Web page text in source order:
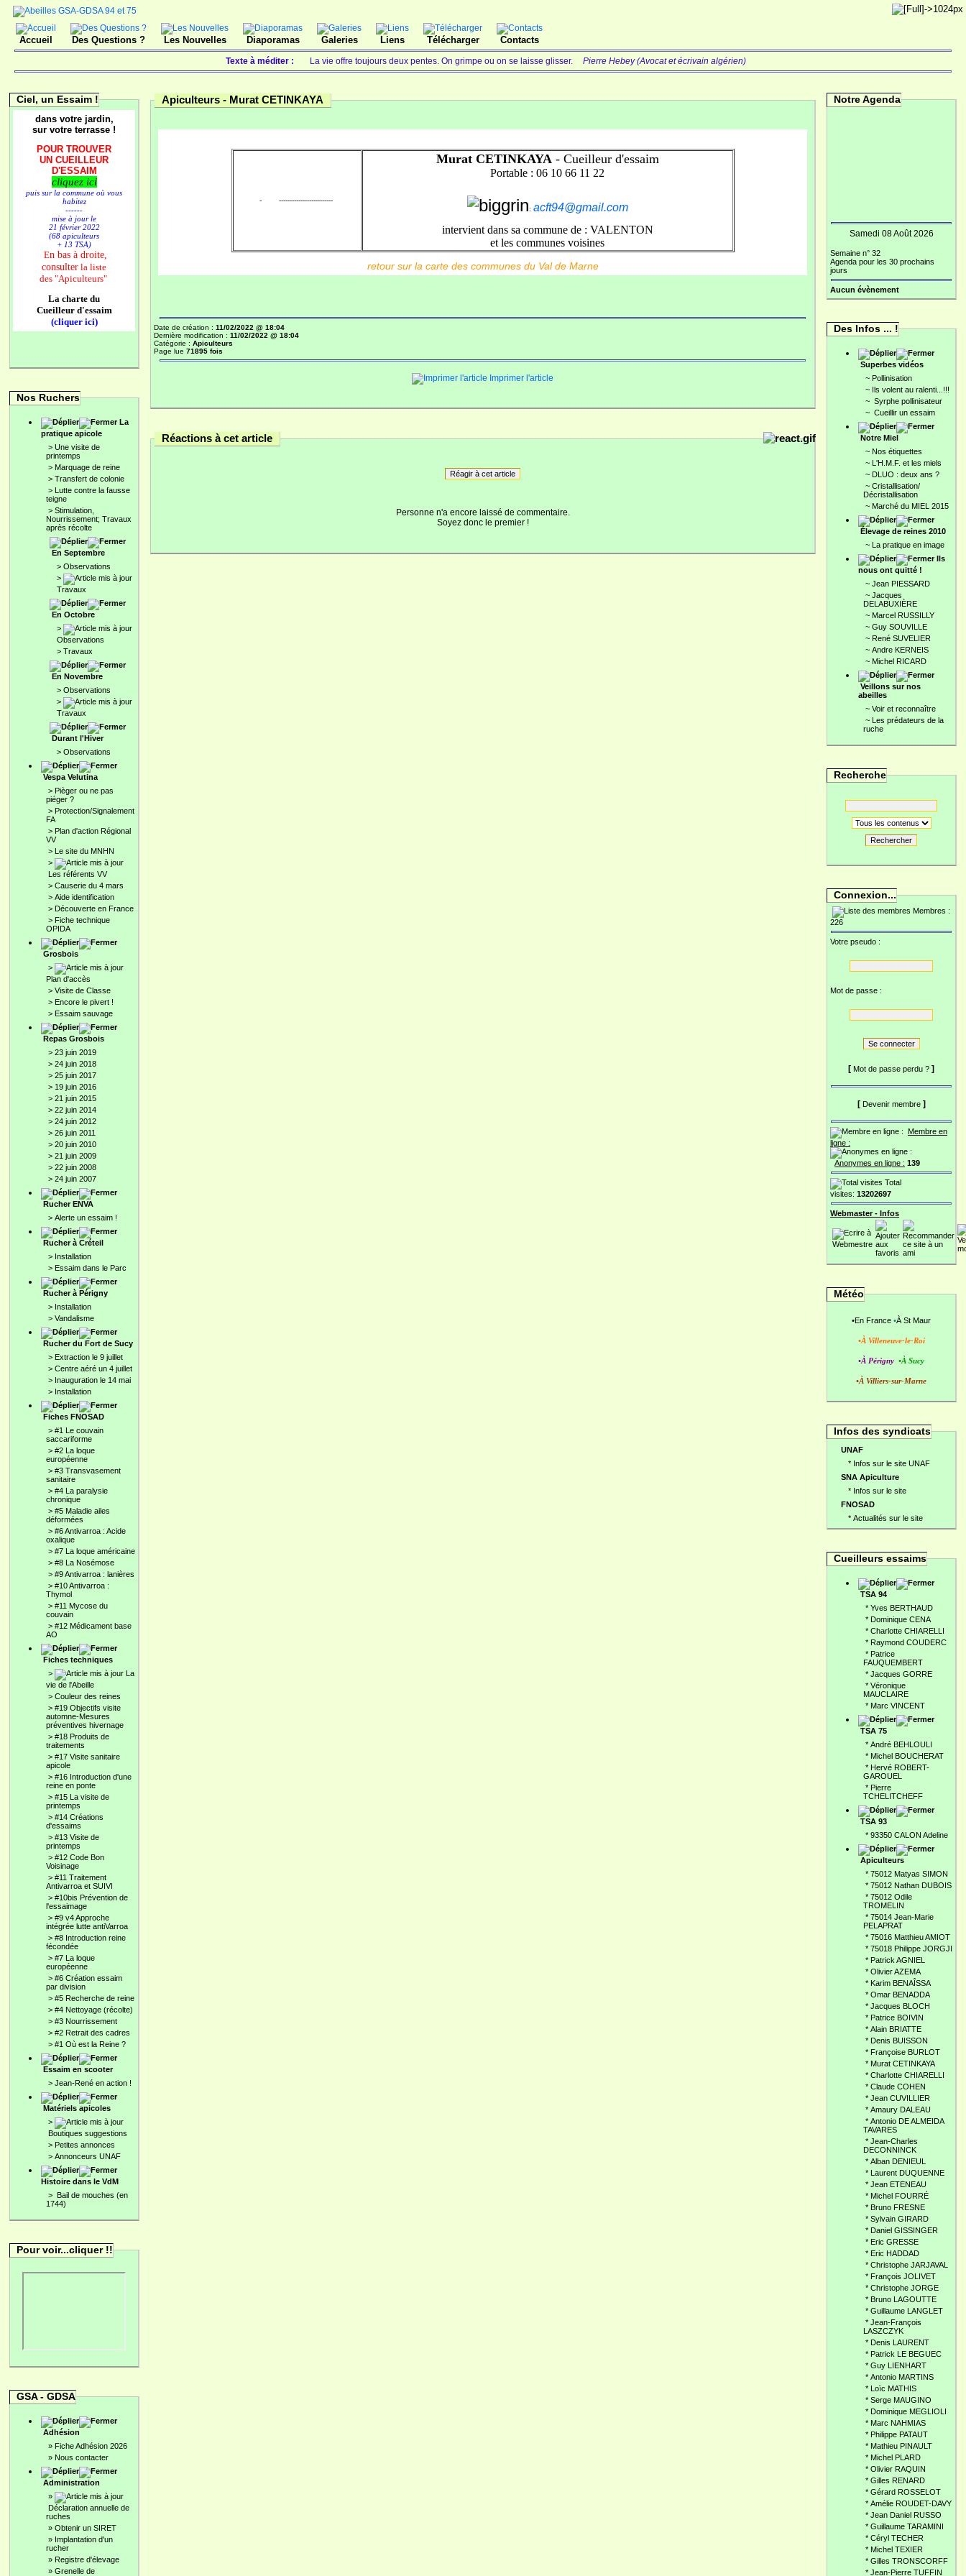
Accueil Des Questions ? Les Nouvelles Diaporamas Galeries Liens Télécharger Contacts
Texte à méditer : La vie offre toujours deux pentes. On grimpe ou on se laisse glisser. Pierre Hebey (Avocat et écrivain algérien)
Ciel, un Essaim !
dans votre jardin,
sur votre terrasse !
POUR TROUVER
UN CUEILLEUR
D'ESSAIM
cliquez ici
puis sur la commune où vous
habitez
------
mise à jour le
21 février 2022
(68 apiculteurs
+ 13 TSA)
En bas à droite,
consulter la liste
des "Apiculteurs"
La charte du
Cueilleur d'essaim
(cliquer ici)
Nos Ruchers
La
pratique apicole
> Une visite de
printemps
> Marquage de reine
> Transfert de colonie
> Lutte contre la fausse
teigne
> Stimulation,
Nourrissement; Travaux
après récolte
En Septembre
> Observations
>
Travaux
En Octobre
>
Observations
> Travaux
En Novembre
> Observations
>
Travaux
Durant l'Hiver
> Observations
Vespa Velutina
> Pièger ou ne pas
piéger ?
> Protection/Signalement
FA
> Plan d'action Régional
VV
> Le site du MNHN
>
Les référents VV
> Causerie du 4 mars
> Aide identification
> Découverte en France
> Fiche technique
OPIDA
Grosbois
>
Plan d'accès
> Visite de Classe
> Encore le pivert !
> Essaim sauvage
Repas Grosbois
> 23 juin 2019
> 24 juin 2018
> 25 juin 2017
> 19 juin 2016
> 21 juin 2015
> 22 juin 2014
> 24 juin 2012
> 26 juin 2011
> 20 juin 2010
> 21 juin 2009
> 22 juin 2008
> 24 juin 2007
Rucher ENVA
> Alerte un essaim !
Rucher à Créteil
> Installation
> Essaim dans le Parc
Rucher à Périgny
> Installation
> Vandalisme
Rucher du Fort de Sucy
> Extraction le 9 juillet
> Centre aéré un 4 juillet
> Inauguration le 14 mai
> Installation
Fiches FNOSAD
> #1 Le couvain
saccariforme
> #2 La loque
européenne
> #3 Transvasement
sanitaire
> #4 La paralysie
chronique
> #5 Maladie ailes
déformées
> #6 Antivarroa : Acide
oxalique
> #7 La loque américaine
> #8 La Nosémose
> #9 Antivarroa : lanières
> #10 Antivarroa :
Thymol
> #11 Mycose du
couvain
> #12 Médicament base
AO
Fiches techniques
>
La
vie de l'Abeille
> Couleur des reines
> #19 Objectifs visite
automne-Mesures
préventives hivernage
> #18 Produits de
traitements
> #17 Visite sanitaire
apicole
> #16 Introduction d'une
reine en ponte
> #15 La visite de
printemps
> #14 Créations
d'essaims
> #13 Visite de
printemps
> #12 Code Bon
Voisinage
> #11 Traitement
Antivarroa et SUIVI
> #10bis Prévention de
l'essaimage
> #9 v4 Approche
intégrée lutte antiVarroa
> #8 Introduction reine
fécondée
> #7 La loque
européenne
> #6 Création essaim
par division
> #5 Recherche de reine
> #4 Nettoyage (récolte)
> #3 Nourrissement
> #2 Retrait des cadres
> #1 Où est la Reine ?
Essaim en scooter
> Jean-René en action !
Matériels apicoles
>
Boutiques suggestions
> Petites annonces
> Annonceurs UNAF
Histoire dans le VdM
> Bail de mouches (en
1744)
Pour voir...cliquer !!
GSA - GDSA
Adhésion
» Fiche Adhésion 2026
» Nous contacter
Administration
»
Déclaration annuelle de
ruches
» Obtenir un SIRET
» Implantation d'un
rucher
» Registre d'élevage
» Grenelle de
Apiculteurs - Murat CETINKAYA
- -------------------------
Murat CETINKAYA - Cueilleur d'essaim
Portable : 06 10 66 11 22
: acft94@gmail.com
intervient dans sa commune de : VALENTON
et les communes voisines
retour sur la carte des communes du Val de Marne
Date de création : 11/02/2022 @ 18:04
Dernière modification : 11/02/2022 @ 18:04
Catégorie : Apiculteurs
Page lue 71895 fois
Imprimer l'article
Réactions à cet article
Réagir à cet article
Personne n'a encore laissé de commentaire.
Soyez donc le premier !
Notre Agenda
Samedi 08 Août 2026
Semaine n° 32
Agenda pour les 30 prochains
jours
Aucun évènement
Des Infos ... !
Superbes vidéos
~ Pollinisation
~ Ils volent au ralenti...!!!
~ Syrphe pollinisateur
~ Cueillir un essaim
Notre Miel
~ Nos étiquettes
~ L'H.M.F. et les miels
~ DLUO : deux ans ?
~ Cristallisation/
Décristallisation
~ Marché du MIEL 2015
Élevage de reines 2010
~ La pratique en image
Ils
nous ont quitté !
~ Jean PIESSARD
~ Jacques
DELABUXIÈRE
~ Marcel RUSSILLY
~ Guy SOUVILLE
~ René SUVELIER
~ Andre KERNEIS
~ Michel RICARD
Veillons sur nos
abeilles
~ Voir et reconnaître
~ Les prédateurs de la
ruche
Recherche
Rechercher
Connexion...
Membres :
226
Votre pseudo :
Mot de passe :
[ Mot de passe perdu ? ]
[ Devenir membre]
Membre en
ligne :
Anonymes en ligne : 139
Total
visites: 13202697
Webmaster - Infos
Météo
•En France •À St Maur
•À Villeneuve-le-Roi
•À Périgny •À Sucy
•À Villiers-sur-Marne
Infos des syndicats
UNAF
* Infos sur le site UNAF
SNA Apiculture
* Infos sur le site
FNOSAD
* Actualités sur le site
Cueilleurs essaims
TSA 94
* Yves BERTHAUD
* Dominique CENA
* Charlotte CHIARELLI
* Raymond COUDERC
* Patrice
FAUQUEMBERT
* Jacques GORRE
* Véronique
MAUCLAIRE
* Marc VINCENT
TSA 75
* André BEHLOULI
* Michel BOUCHERAT
* Hervé ROBERT-
GAROUEL
* Pierre
TCHELITCHEFF
TSA 93
* 93350 CALON Adeline
Apiculteurs
* 75012 Matyas SIMON
* 75012 Nathan DUBOIS
* 75012 Odile
TROMELIN
* 75014 Jean-Marie
PELAPRAT
* 75016 Matthieu AMIOT
* 75018 Philippe JORGJI
* Patrick AGNIEL
* Olivier AZEMA
* Karim BENAÎSSA
* Omar BENADDA
* Jacques BLOCH
* Patrice BOIVIN
* Alain BRIATTE
* Denis BUISSON
* Françoise BURLOT
* Murat CETINKAYA
* Charlotte CHIARELLI
* Claude COHEN
* Jean CUVILLIER
* Amaury DALEAU
* Antonio DE ALMEIDA
TAVARES
* Jean-Charles
DECONNINCK
* Alban DENIEUL
* Laurent DUQUENNE
* Jean ETENEAU
* Michel FOURRÉ
* Bruno FRESNE
* Sylvain GIRARD
* Daniel GISSINGER
* Eric GRESSE
* Eric HADDAD
* Christophe JARJAVAL
* François JOLIVET
* Christophe JORGE
* Bruno LAGOUTTE
* Guillaume LANGLET
* Jean-François
LASZCZYK
* Denis LAURENT
* Patrick LE BEGUEC
* Guy LIENHART
* Antonio MARTINS
* Loïc MATHIS
* Serge MAUGINO
* Dominique MEGLIOLI
* Marc NAHMIAS
* Philippe PATAUT
* Mathieu PINAULT
* Michel PLARD
* Olivier RAQUIN
* Gilles RENARD
* Gérard ROSSELOT
* Amélie ROUDET-DAVY
* Jean Daniel RUSSO
* Guillaume TARAMINI
* Céryl TECHER
* Michel TEXIER
* Gilles TRONSCORFF
* Jean-Pierre TUFFIN